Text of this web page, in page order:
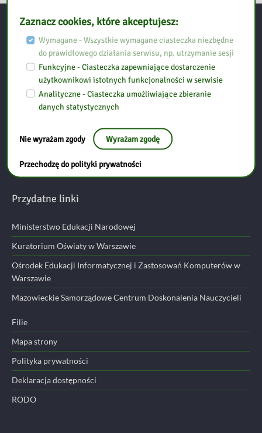
jak
pomóc
żłobku?
Kontakt:
Biblioteka Pedagogiczna w Ostrołęce, Filia w Przasnyszu
Ul. Szpitalna 10
tel: (29) 752 24 17
email:
przasnysz@bp.ostroleka.pl
Przydatne linki
Ministerstwo Edukacji Narodowej
Kuratorium Oświaty w Warszawie
Ośrodek Edukacji Informatycznej i Zastosowań Komputerów w
Warszawie
Mazowieckie Samorządowe Centrum Doskonalenia Nauczycieli
Filie
Mapa strony
Polityka prywatności
Deklaracja dostępności
RODO
Zaznacz cookies, które akceptujesz:
Wymagane - Wszystkie wymagane ciasteczka niezbędne
do prawidłowego działania serwisu, np. utrzymanie sesji
Funkcyjne - Ciasteczka zapewniające dostarczenie
użytkownikowi istotnych funkcjonalności w serwisie
Analityczne - Ciasteczka umożliwiające zbieranie
danych statystycznych
Nie wyrażam zgody Wyrażam zgodę
Przechodzę do polityki prywatności